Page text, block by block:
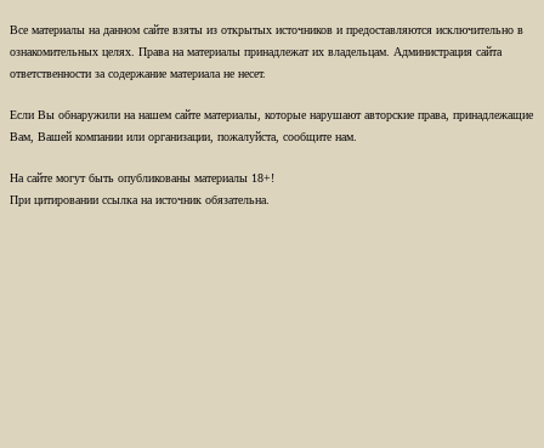
Все материалы на данном сайте взяты из открытых источников и предоставляются исключительно в
ознакомительных целях. Права на материалы принадлежат их владельцам. Администрация сайта
ответственности за содержание материала не несет.
Если Вы обнаружили на нашем сайте материалы, которые нарушают авторские права, принадлежащие
Вам, Вашей компании или организации, пожалуйста, сообщите нам.
На сайте могут быть опубликованы материалы 18+!
При цитировании ссылка на источник обязательна.